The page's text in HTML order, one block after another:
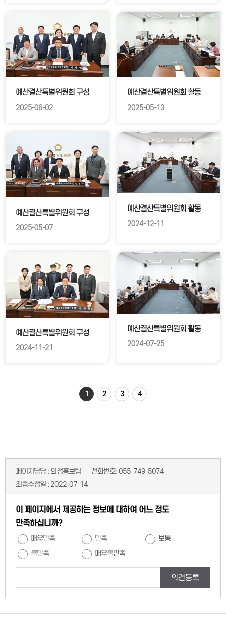
예산결산특별위원회 구성
2025-06-02
예산결산특별위원회 활동
2025-05-13
예산결산특별위원회 구성
2025-05-07
예산결산특별위원회 활동
2024-12-11
예산결산특별위원회 구성
2024-11-21
예산결산특별위원회 활동
2024-07-25
1 2 3 4
페이지담당 : 의정홍보팀 전화번호:055-749-5074
최종수정일 : 2022-07-14
이 페이지에서 제공하는 정보에 대하여 어느 정도
만족하십니까?
매우만족 만족
보통
불만족
매우불만족
의견등록